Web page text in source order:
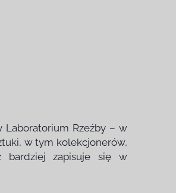
Laboratorium Rzeźby – w
w tym kolekcjonerów,
bardziej zapisuje się w